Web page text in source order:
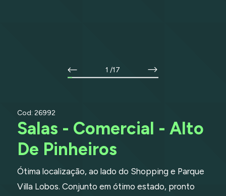
1 /17
Cod: 26992
Salas - Comercial - Alto
De Pinheiros
Ótima localização, ao lado do Shopping e Parque
Villa Lobos. Conjunto em ótimo estado, pronto